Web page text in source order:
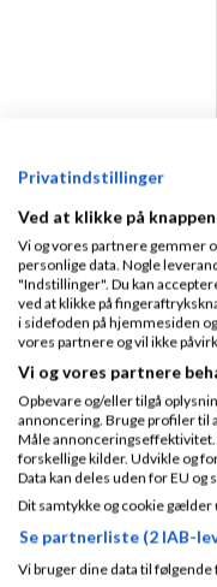
Privatindstillinger
Ved at klikke på
Vi og vores partnere gemmer
personlige data. Nogle
"Indstillinger". Du kan
ved at klikke på
i sidefoden på hjemmesiden
vores partnere og vil ikke
Vi og vores partnere
Opbevare og/eller tilgå
annoncering. Bruge profiler til
Måle
forskellige kilder. Udvikle og
Data kan deles uden for EU og
Dit samtykke og cookie
Se partnerliste (2 IAB-
Vi bruger dine data til følgende